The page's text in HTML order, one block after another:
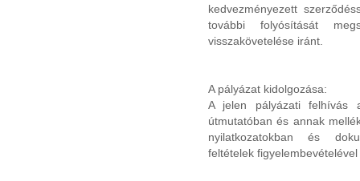
kedvezményezett
további folyósítását
visszakövetelése iránt.
A pályázat kidolgozása:
A jelen pályázati felhívás
útmutatóban és annak
nyilatkozatokban és
feltételek